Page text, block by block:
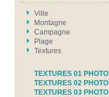
Ville
Montagne
Campagne
Plage
Textures
TEXTURES 01 PHOTO
TEXTURES 02 PHOTO
TEXTURES 03 PHOTO